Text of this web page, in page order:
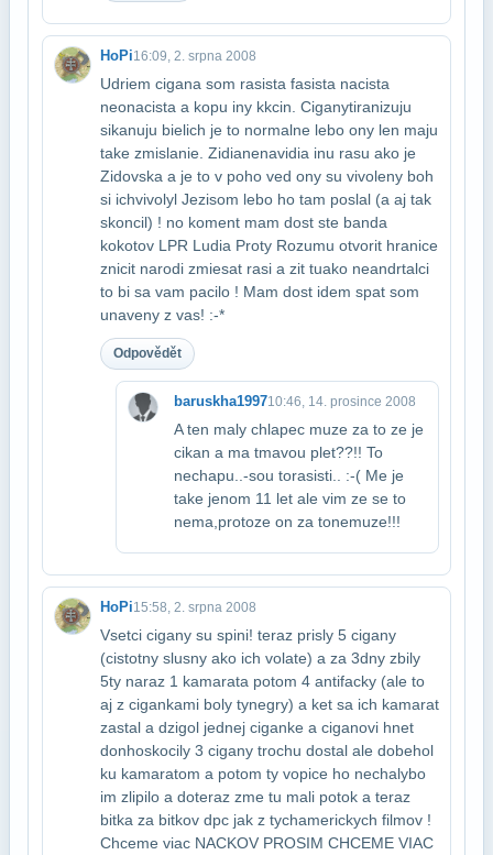
HoPi16:09, 2. srpna 2008
Udriem cigana som rasista fasista nacista
neonacista a kopu iny kkcin. Cigany​tiranizuju
sikanuju bielich je to normalne lebo ony len maju
take zmislanie. Zidia​nenavidia inu rasu ako je
Zidovska a je to v poho ved ony su vivoleny boh
si ich​vivolyl Jezisom lebo ho tam poslal (a aj tak
skoncil) ! no koment mam dost ste banda​
kokotov LPR Ludia Proty Rozumu otvorit hranice
znicit narodi zmiesat rasi a zit tu​ako neandrtalci
to bi sa vam pacilo ! Mam dost idem spat som
unaveny z vas! :-*
Odpovědět
baruskha199710:46, 14. prosince 2008
A ten maly chlapec muze za to ze je
cikan a ma tmavou plet??!! To
nechapu..-sou to​rasisti.. :-( Me je
take jenom 11 let ale vim ze se to
nema,protoze on za to​nemuze!!!
HoPi15:58, 2. srpna 2008
Vsetci cigany su spini! teraz prisly 5 cigany
(cistotny slusny ako ich volate) a za 3​dny zbily
5ty naraz 1 kamarata potom 4 antifacky (ale to
aj z cigankami boly ty​negry) a ket sa ich kamarat
zastal a dzigol jednej ciganke a ciganovi hnet
donho​skocily 3 cigany trochu dostal ale dobehol
ku kamaratom a potom ty vopice ho nechaly​bo
im zlipilo a doteraz zme tu mali potok a teraz
bitka za bitkov dpc jak z tych​americkych filmov !
Chceme viac NACKOV PROSIM CHCEME VIAC